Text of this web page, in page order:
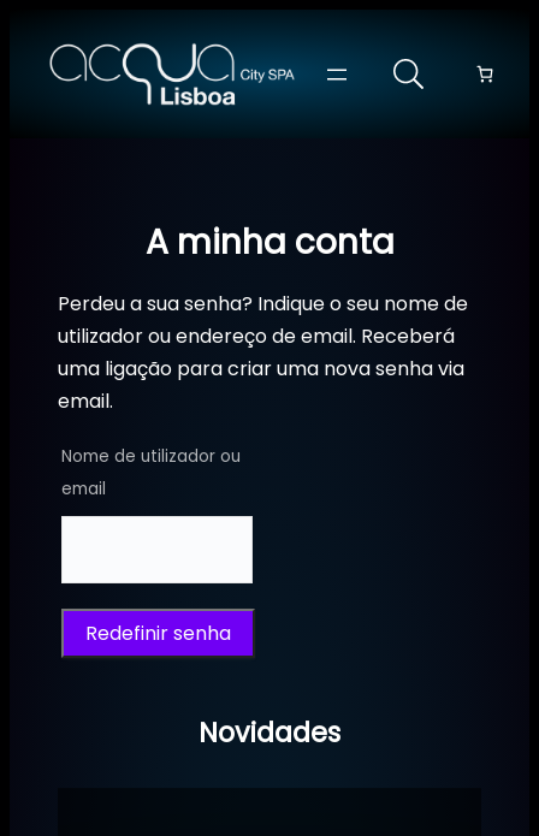
para
A minha conta
Perdeu a sua senha? Indique o seu nome de
utilizador ou endereço de email. Receberá
uma ligação para criar uma nova senha via
email.
Nome de utilizador ou
email
Redefinir senha
Novidades